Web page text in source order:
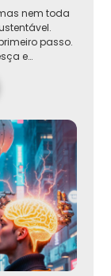
nem toda
passo.
e…